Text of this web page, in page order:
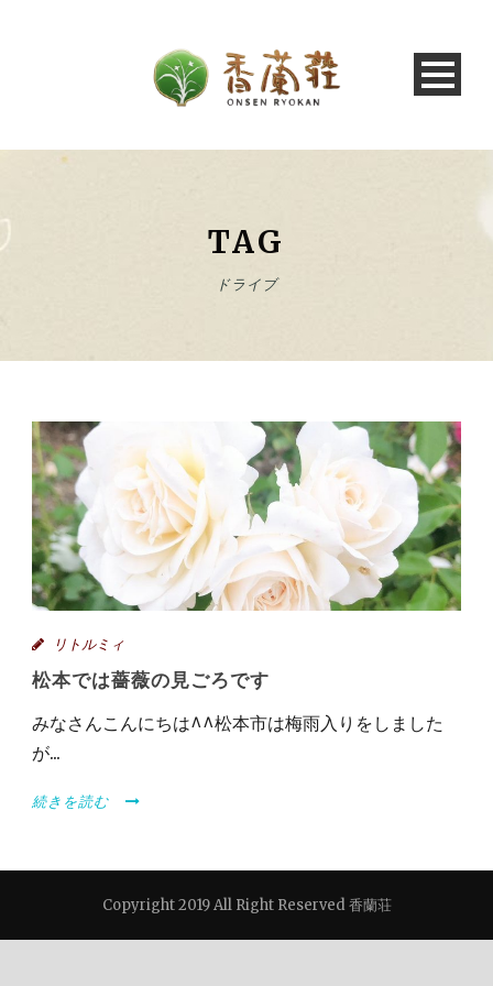
TAG
ドライブ
リトルミィ
松本では薔薇の見ごろです
みなさんこんにちは^^松本市は梅雨入りをしました
が...
続きを読む
Copyright 2019 All Right Reserved 香蘭荘